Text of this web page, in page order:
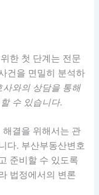
한 첫 단계는 전문
건을 면밀히 분석하
사와의 상담을 통해
수 있습니다.
결을 위해서는 관
다. 부산부동산변호
준비할 수 있도록
법정에서의 변론